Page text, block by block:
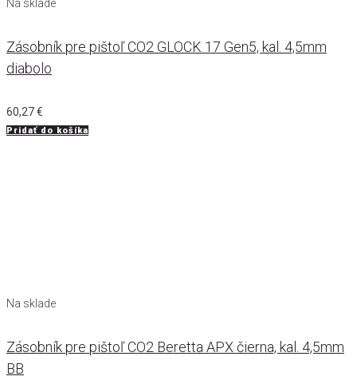
Na sklade
Zásobník pre pištoľ CO2 GLOCK 17 Gen5, kal. 4,5mm
diabolo
60,27€
Pridať do košíka
Na sklade
Zásobník pre pištoľ CO2 Beretta APX čierna, kal. 4,5mm
BB